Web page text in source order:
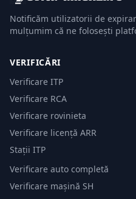
Notificăm utilizatorii de
mulțumim că ne folosești
VERIFICĂRI
Verificare ITP
Verificare RCA
Verificare rovinieta
Verificare licență ARR
Stații ITP
Verificare auto completă
Verificare mașină SH